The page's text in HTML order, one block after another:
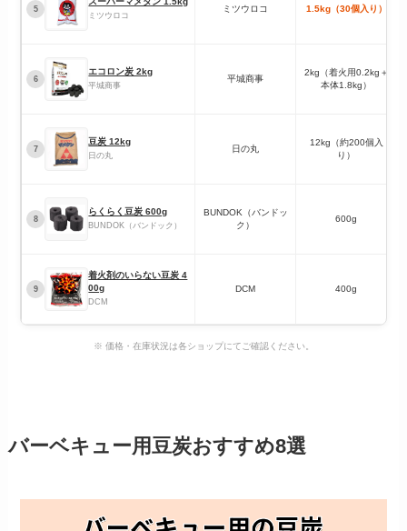
5
ミツウロコ
ミツウロコ 1.5kg（30個入り）
6
エコロン炭 2kg
平城商事
平城商事
2kg（着火用0.2kg＋
本体1.8kg）
7
豆炭 12kg
日の丸
日の丸
12kg（約200個入
り）
8
らくらく豆炭 600g
BUNDOK（バンドック）
BUNDOK（バンドッ
ク）
600g
9
着火剤のいらない豆炭 4
00g
DCM
DCM 400g
※ 価格・在庫状況は各ショップにてご確認ください。
バーベキュー用豆炭おすすめ8選